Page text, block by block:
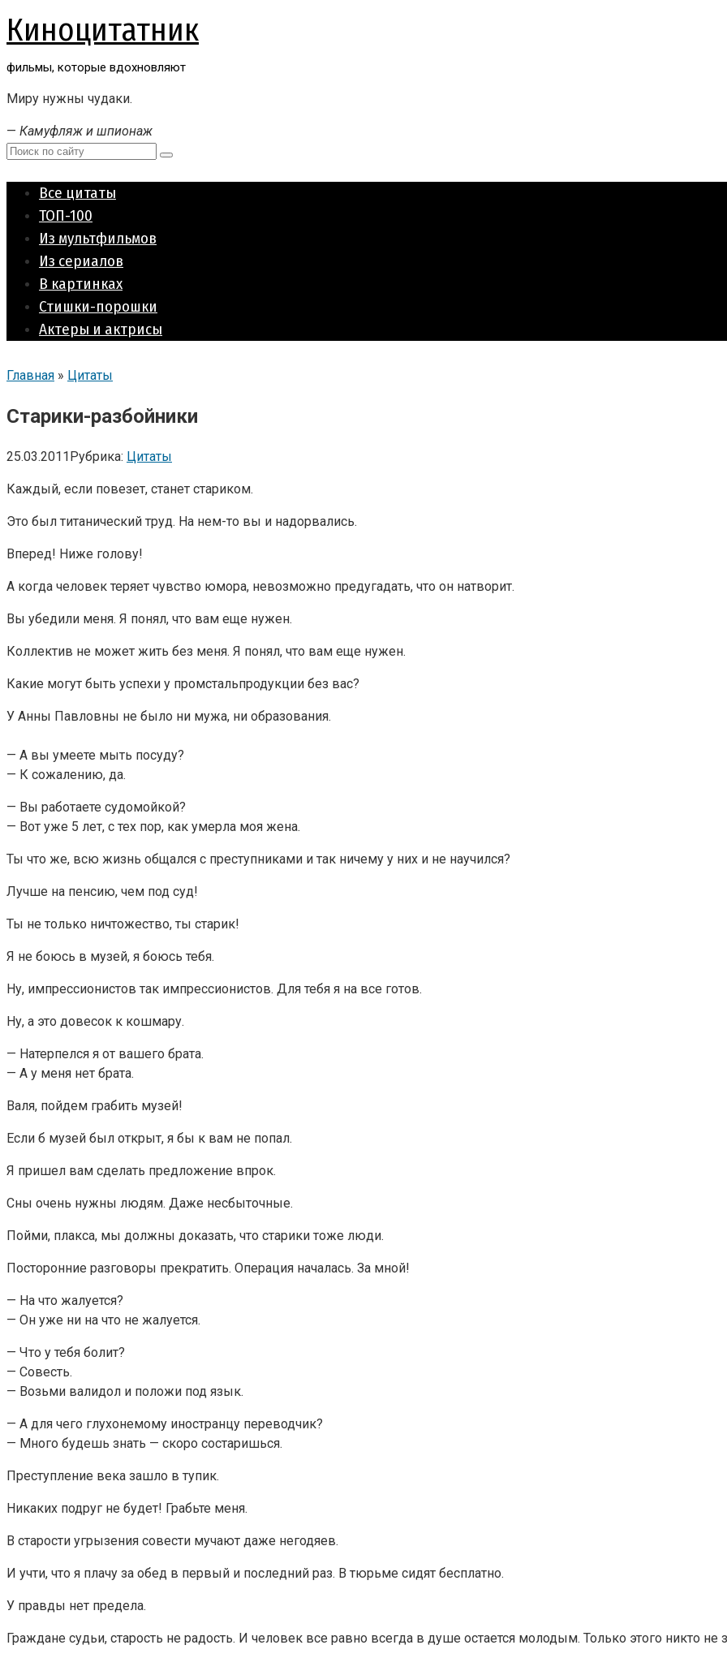
Перейти
к
Киноцитатник
фильмы, которые вдохновляют
Миру нужны чудаки.
— Камуфляж и шпионаж
Поиск:
Все цитаты
ТОП-100
Из мультфильмов
Из сериалов
В картинках
Стишки-порошки
Актеры и актрисы
Главная » Цитаты
Старики-разбойники
25.03.2011Рубрика: Цитаты
Каждый, если повезет, станет стариком.
Это был титанический труд. На нем-то вы и надорвались.
Вперед! Ниже голову!
А когда человек теряет чувство юмора, невозможно предугадать, что он натворит.
Вы убедили меня. Я понял, что вам еще нужен.
Коллектив не может жить без меня. Я понял, что вам еще нужен.
Какие могут быть успехи у промстальпродукции без вас?
У Анны Павловны не было ни мужа, ни образования.
— А вы умеете мыть посуду?
— К сожалению, да.
— Вы работаете судомойкой?
— Вот уже 5 лет, с тех пор, как умерла моя жена.
Ты что же, всю жизнь общался с преступниками и так ничему у них и не научился?
Лучше на пенсию, чем под суд!
Ты не только ничтожество, ты старик!
Я не боюсь в музей, я боюсь тебя.
Ну, импрессионистов так импрессионистов. Для тебя я на все готов.
Ну, а это довесок к кошмару.
— Натерпелся я от вашего брата.
— А у меня нет брата.
Валя, пойдем грабить музей!
Если б музей был открыт, я бы к вам не попал.
Я пришел вам сделать предложение впрок.
Сны очень нужны людям. Даже несбыточные.
Пойми, плакса, мы должны доказать, что старики тоже люди.
Посторонние разговоры прекратить. Операция началась. За мной!
— На что жалуется?
— Он уже ни на что не жалуется.
— Что у тебя болит?
— Совесть.
— Возьми валидол и положи под язык.
— А для чего глухонемому иностранцу переводчик?
— Много будешь знать — скоро состаришься.
Преступление века зашло в тупик.
Никаких подруг не будет! Грабьте меня.
В старости угрызения совести мучают даже негодяев.
И учти, что я плачу за обед в первый и последний раз. В тюрьме сидят бесплатно.
У правды нет предела.
Граждане судьи, старость не радость. И человек все равно всегда в душе остается молодым. Только этого никто не